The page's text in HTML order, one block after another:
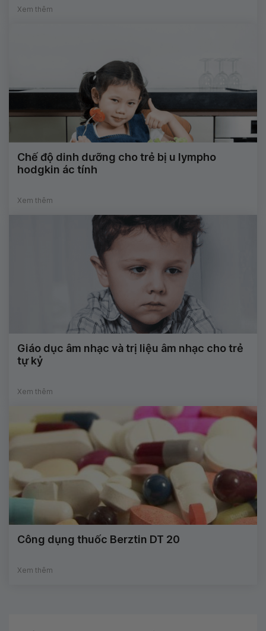
Xem thêm
Chế độ dinh dưỡng cho trẻ bị u lympho
hodgkin ác tính
Xem thêm
Giáo dục âm nhạc và trị liệu âm nhạc cho trẻ
tự kỷ
Xem thêm
Công dụng thuốc Berztin DT 20
Xem thêm